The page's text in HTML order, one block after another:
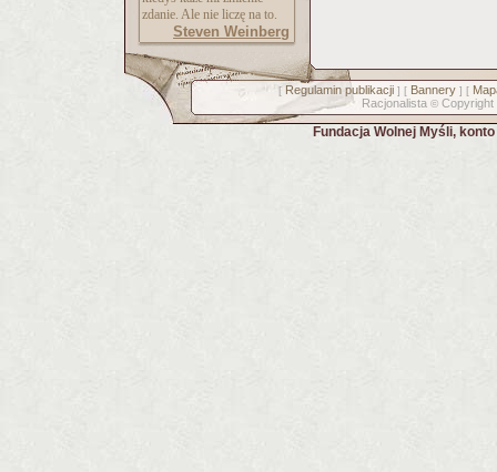
zdanie. Ale nie liczę na to.
Steven Weinberg
[ Regulamin publikacji] [ Bannery] [
Racjonalista © Copyright
Fundacja Wolnej Myśli,